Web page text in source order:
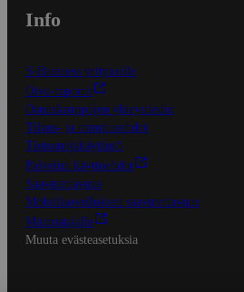
Info
S-Business yrityksille
Oiva-raportit
Osuuskauppojen yhteystiedot
Tilaus- ja toimitusehdot
Tietosuojakäytäntö
Palvelun käyttöehdot
Saavutettavuus
Mobiilisovelluksen saavutettavuus
Mainostajalle
Muuta evästeasetuksia